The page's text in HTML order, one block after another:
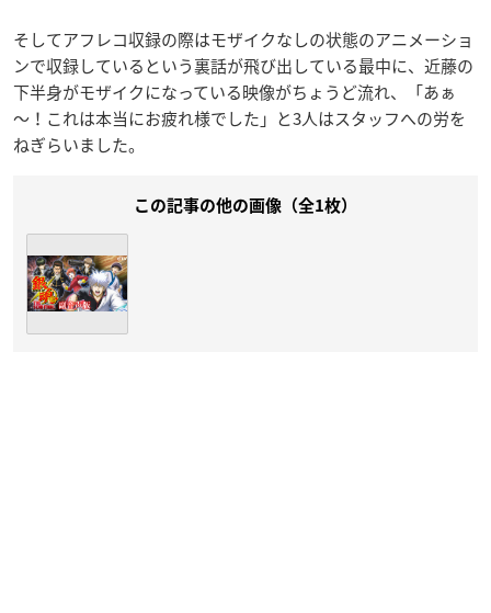
そしてアフレコ収録の際はモザイクなしの状態のアニメーショ
ンで収録しているという裏話が飛び出している最中に、近藤の
下半身がモザイクになっている映像がちょうど流れ、「あぁ
～！これは本当にお疲れ様でした」と3人はスタッフへの労を
ねぎらいました。
この記事の他の画像（全1枚）